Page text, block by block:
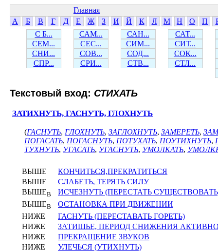
Главная
А
Б В Г Д Е Ж З И Й К Л М Н О П
С Б...
САМ... САН...
САТ...
СЕМ...
СЕС... СИМ...
СИТ...
СНИ...
СОВ... СОД...
СОК...
СПР...
СРИ... СТВ... СТЛ...
Текстовый вход: СТИХАТЬ
ЗАТИХНУТЬ, ГАСНУТЬ, ГЛОХНУТЬ
(ГАСНУТЬ, ГЛОХНУТЬ, ЗАГЛОХНУТЬ, ЗАМЕРЕТЬ,
ПОГАСАТЬ, ПОГАСНУТЬ, ПОТУХАТЬ, ПОУТИХНУТЬ,
ТУХНУТЬ, УГАСАТЬ, УГАСНУТЬ, УМОЛКАТЬ,
ВЫШЕ
КОНЧИТЬСЯ,ПРЕКРАТИТЬСЯ
ВЫШЕ
СЛАБЕТЬ, ТЕРЯТЬ СИЛУ
ВЫШЕВ
ИСЧЕЗНУТЬ (ПЕРЕСТАТЬ
ВЫШЕВ
ОСТАНОВКА ПРИ ДВИЖЕНИИ
НИЖЕ
ГАСНУТЬ (ПЕРЕСТАВАТЬ ГОРЕТЬ)
НИЖЕ
ЗАТИШЬЕ, ПЕРИОД СНИЖЕНИЯ
НИЖЕ
ПРЕКРАЩЕНИЕ ЗВУКОВ
НИЖЕ
УЛЕЧЬСЯ (УТИХНУТЬ)